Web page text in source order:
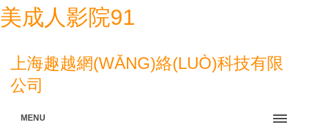
美成人影院91
上海趣越網(WǍNG)絡(LUÒ)科技有限
公司
MENU